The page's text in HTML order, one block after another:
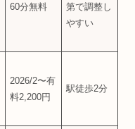
60分無料
第で調整し
やすい
2026/2〜有
料2,200円
駅徒歩2分